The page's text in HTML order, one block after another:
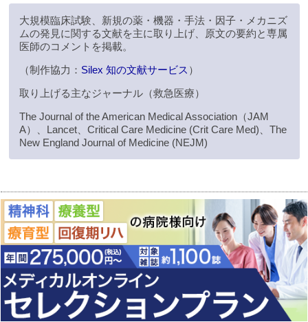
大規模臨床試験、新規の薬・機器・手法・因子・メカニズ
ムの発見に関する文献を主に取り上げ、原文の要約と専属
医師のコメントを掲載。
（制作協力： Silex 知の文献サービス ）
取り上げる主なジャーナル（救急医療）
The Journal of the American Medical Association（JAM
A）、Lancet、Critical Care Medicine (Crit Care Med)、The
New England Journal of Medicine (NEJM)